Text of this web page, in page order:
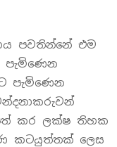
පවතින්නේ එම
පැමිණෙන
පැමිණෙන
කර ලක්ෂ තිහක
කටයුත්තක් ලෙස